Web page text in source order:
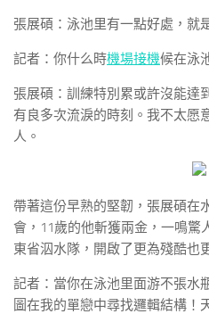
張展碩：泳池里有一點好處，就
記者：你什么時機場接機候在泳
張展碩：訓練特別累或許沒能達
有良多次流淚的時刻。我不太愿
人。
帶著這份早熟的堅韌，張展碩在
會，11歲的他斬獲兩金，一鳴驚
東省泅水隊，開啟了更為殘酷也
記者：當你在泳池里面游不張水
圖在我的單戀中尋找邏輯結構！